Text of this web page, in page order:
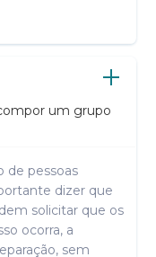
um grupo
de pessoas
dizer que
solicitar que os
ocorra, a
sem